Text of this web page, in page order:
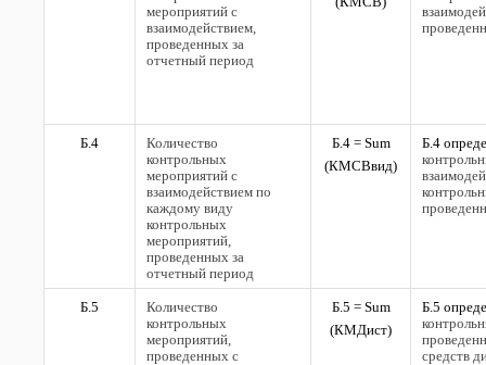
мероприятий с
взаимодействием,
проведенных за
отчетный период
Б.4
Количество
контрольных
мероприятий с
взаимодействием по
каждому виду
контрольных
мероприятий,
проведенных за
отчетный период
Б.4 = Sum
(КМСВвид)
Б.4
Б.5
Количество
контрольных
мероприятий,
проведенных с
Б.5 = Sum
(КМДист)
Б.5
средств